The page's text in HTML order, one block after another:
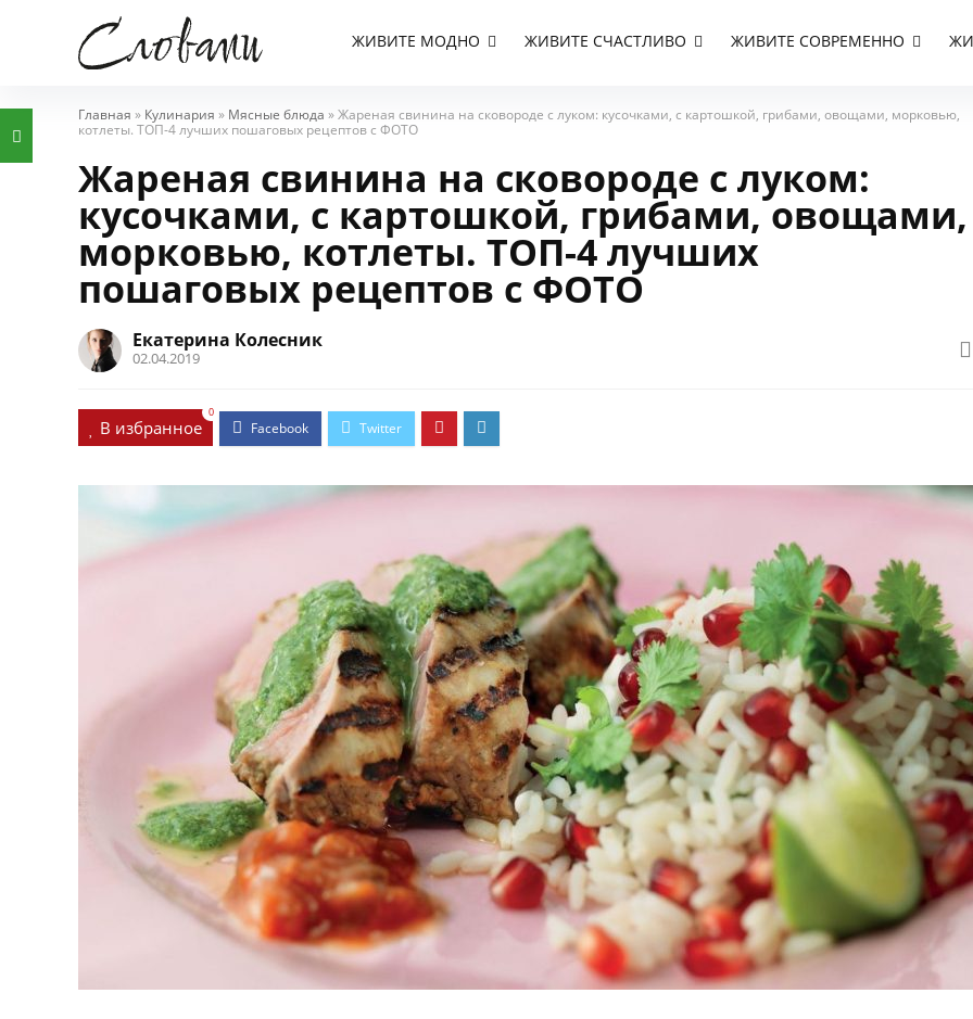
ЖИВИТЕ МОДНО ЖИВИТЕ СЧАСТЛИВО ЖИВИТЕ СОВРЕМЕННО
Главная » Кулинария » Мясные блюда »Жареная свинина на сковороде с луком: кусочками, с картошкой, грибами, овощами, морковью,
котлеты. ТОП-4 лучших пошаговых рецептов с ФОТО
Жареная свинина на сковороде с луком:
кусочками, с картошкой, грибами, овощами,
морковью, котлеты. ТОП-4 лучших
пошаговых рецептов с ФОТО
Екатерина Колесник
02.04.2019
В избранное
0